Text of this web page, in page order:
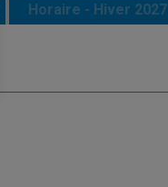
Horaire - Hiver 2027